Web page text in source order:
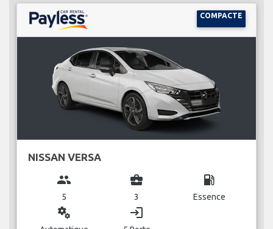
COMPACTE
NISSAN VERSA
group
5
business_center
3
local_gas_station
Essence
miscellaneous_services login